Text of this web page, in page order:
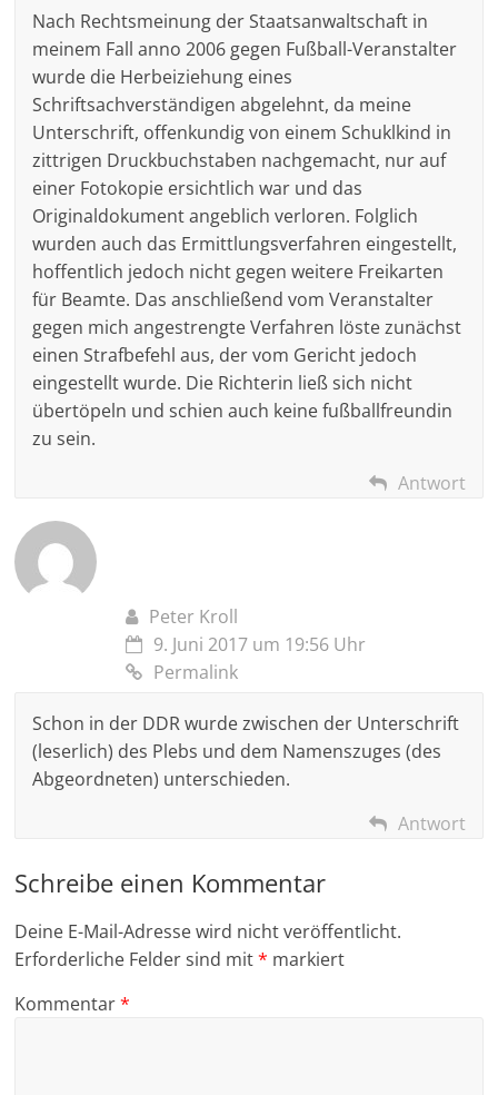
Nach Rechtsmeinung der Staatsanwaltschaft in
meinem Fall anno 2006 gegen Fußball-Veranstalter
wurde die Herbeiziehung eines
Schriftsachverständigen abgelehnt, da meine
Unterschrift, offenkundig von einem Schuklkind in
zittrigen Druckbuchstaben nachgemacht, nur auf
einer Fotokopie ersichtlich war und das
Originaldokument angeblich verloren. Folglich
wurden auch das Ermittlungsverfahren eingestellt,
hoffentlich jedoch nicht gegen weitere Freikarten
für Beamte. Das anschließend vom Veranstalter
gegen mich angestrengte Verfahren löste zunächst
einen Strafbefehl aus, der vom Gericht jedoch
eingestellt wurde. Die Richterin ließ sich nicht
übertöpeln und schien auch keine fußballfreundin
zu sein.
Antwort
Peter Kroll
9. Juni 2017 um 19:56 Uhr
Permalink
Schon in der DDR wurde zwischen der Unterschrift
(leserlich) des Plebs und dem Namenszuges (des
Abgeordneten) unterschieden.
Antwort
Schreibe einen Kommentar
Deine E-Mail-Adresse wird nicht veröffentlicht.
Erforderliche Felder sind mit* markiert
Kommentar*